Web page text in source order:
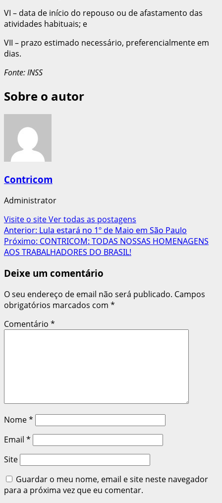
VI – data de início do repouso ou de afastamento das
atividades habituais; e
VII – prazo estimado necessário, preferencialmente em
dias.
Fonte: INSS
Sobre o autor
Contricom
Administrator
Visite o siteVer todas as postagens
Navegação
de
artigos
Anterior: Lula estará no 1º de Maio em São Paulo
Próximo: CONTRICOM: TODAS NOSSAS HOMENAGENS
AOS TRABALHADORES DO BRASIL!
Deixe um comentário
O seu endereço de email não será publicado. Campos
obrigatórios marcados com *
Comentário *
Nome*
Email *
Site
Guardar o meu nome, email e site neste navegador
para a próxima vez que eu comentar.